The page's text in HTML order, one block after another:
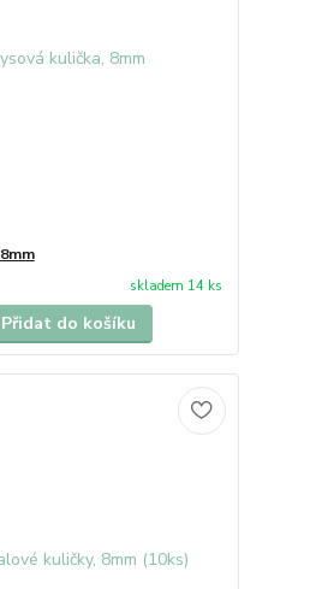
skladem 14 ks
Přidat do košíku